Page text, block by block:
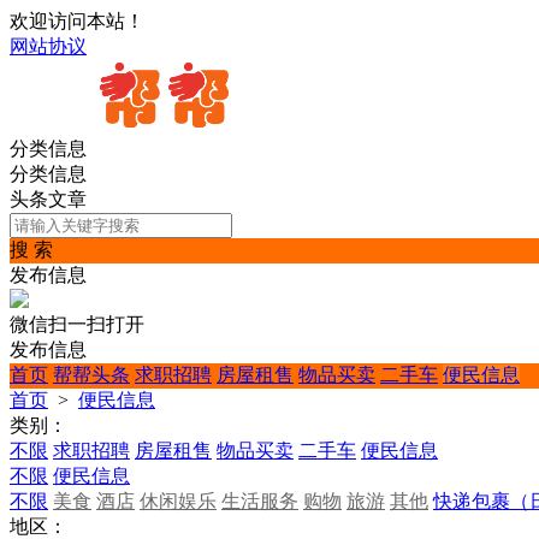
欢迎访问本站！
网站协议
分类信息
分类信息
头条文章
搜 索
发布信息
微信扫一扫打开
发布信息
首页 帮帮头条 求职招聘 房屋租售 物品买卖 二手车 便民信息
首页 > 便民信息
类别：
不限 求职招聘 房屋租售 物品买卖 二手车 便民信息
不限 便民信息
不限 美食 酒店 休闲娱乐 生活服务 购物 旅游 其他 快递包裹（
地区：